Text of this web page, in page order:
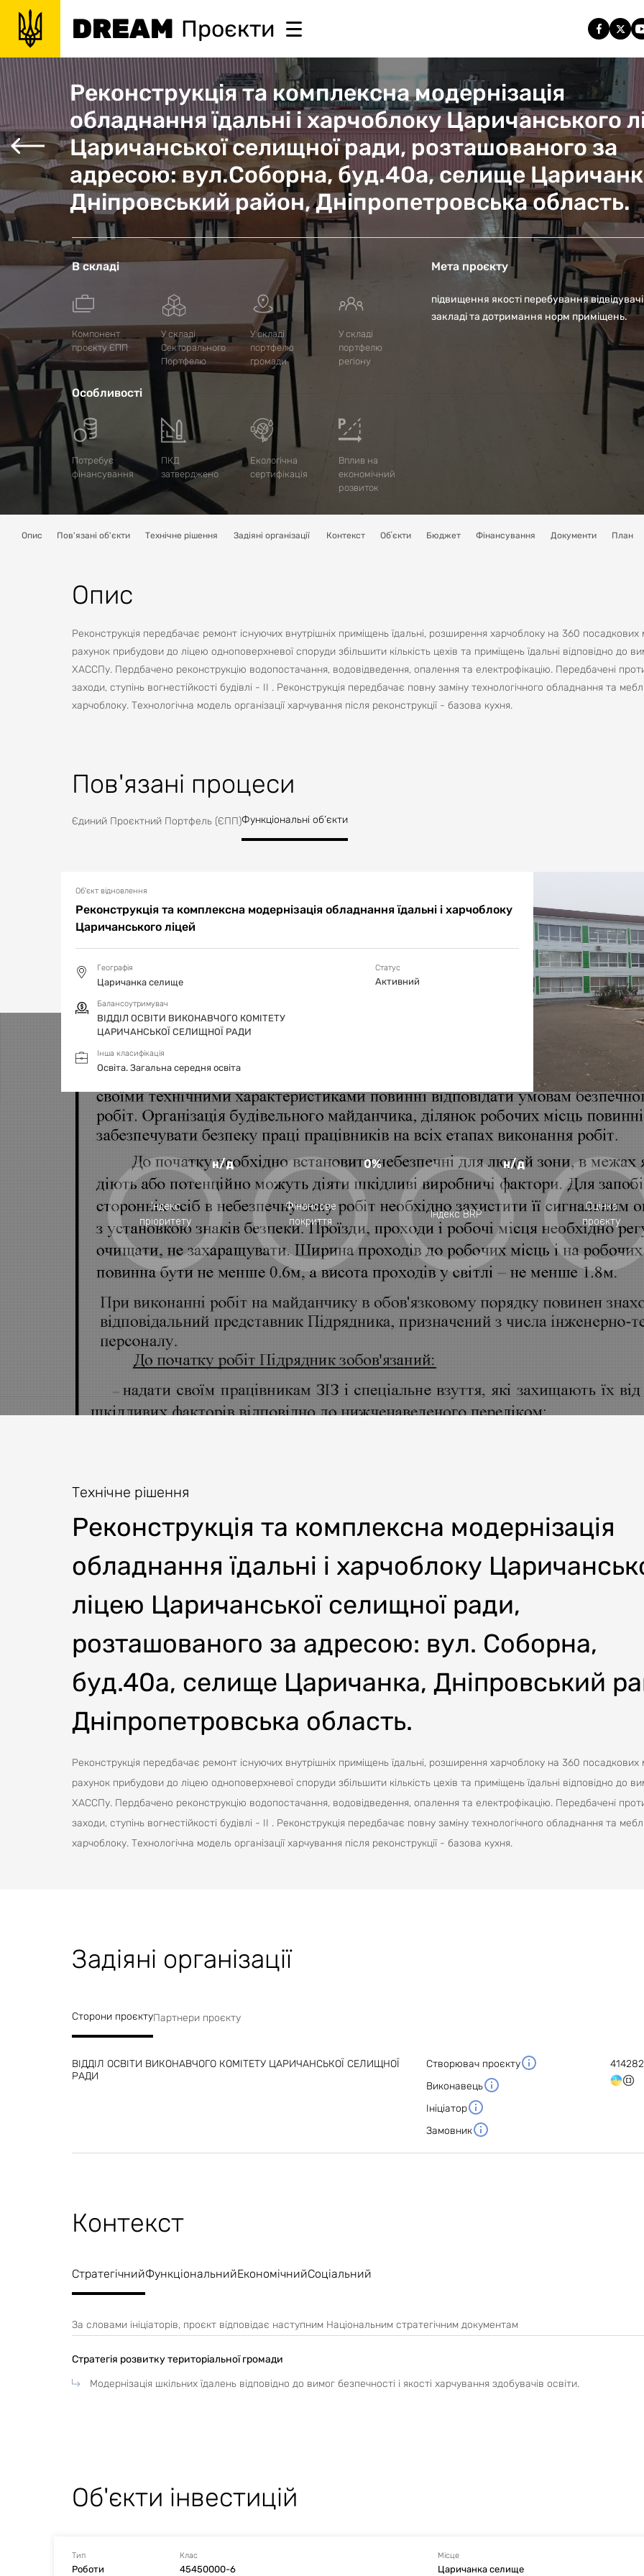
DREAM Проєкти
Реконструкція та комплексна модернізація
обладнання їдальні і харчоблоку Царичанського
Царичанської селищної ради, розташованого за
адресою: вул.Соборна, буд.40а, селище
Дніпровський район, Дніпропетровська область.
В складі
Компонент
проєкту ЄПП
У складі
Секторального
Портфелю
У складі
портфелю
громади
У складі
портфелю
регіону
Особливості
Потребує
фінансування
ПКД
затверджено
Екологічна
сертифікація
Вплив на
економічний
розвиток
Мета проєкту
підвищення якості перебування
закладі та дотримання норм приміщень.
Опис Пов'язані об'єкти Технічне рішення Задіяні організації Контекст Обʼєкти Бюджет Фінансування Документи План
Опис
Реконструкція передбачає ремонт існуючих внутрішніх приміщень їдальні, розширення харчоблоку на 360 посадкових
рахунок прибудови до ліцею одноповерхневої споруди збільшити кількість цехів та приміщень їдальні відповідно до
ХАССПу. Пердбачено реконструкцію водопостачання, водовідведення, опалення та електрофікацію. Передбачені
заходи, ступінь вогнестійкості будівлі - ІІ . Реконструкція передбачає повну заміну технологічного обладнання та
харчоблоку. Технологічна модель організації харчування після реконструкції - базова кухня.
Пов'язані процеси
Єдиний Проєктний Портфель (ЄПП)Функціональні об’єкти
Об'єкт відновлення
Реконструкція та комплексна модернізація обладнання їдальні і харчоблоку
Царичанського ліцей
Географія
Царичанка селище
Балансоутримувач
ВІДДІЛ ОСВІТИ ВИКОНАВЧОГО КОМІТЕТУ
ЦАРИЧАНСЬКОЇ СЕЛИЩНОЇ РАДИ
Інша класифікація
Освіта. Загальна середня освіта
Статус
Активний
Індекс
пріоритету
н/д
Фінансове
покриття
0%
Індекс BRP
н/д
Оцінка
проєкту
Технічне рішення
Реконструкція та комплексна модернізація
обладнання їдальні і харчоблоку
ліцею Царичанської селищної ради,
розташованого за адресою: вул. Соборна,
буд.40а, селище Царичанка, Дніпровський
Дніпропетровська область.
Реконструкція передбачає ремонт існуючих внутрішніх приміщень їдальні, розширення харчоблоку на 360 посадкових
рахунок прибудови до ліцею одноповерхневої споруди збільшити кількість цехів та приміщень їдальні відповідно до
ХАССПу. Пердбачено реконструкцію водопостачання, водовідведення, опалення та електрофікацію. Передбачені
заходи, ступінь вогнестійкості будівлі - ІІ . Реконструкція передбачає повну заміну технологічного обладнання та
харчоблоку. Технологічна модель організації харчування після реконструкції - базова кухня.
Задіяні організації
Сторони проєктуПартнери проєкту
ВІДДІЛ ОСВІТИ ВИКОНАВЧОГО КОМІТЕТУ ЦАРИЧАНСЬКОЇ СЕЛИЩНОЇ
РАДИ
Створювач проєкту
Виконавець
Ініціатор
Замовник
Контекст
СтратегічнийФункціональнийЕкономічнийСоціальний
За словами ініціаторів, проєкт відповідає наступним Національним стратегічним документам
Стратегія розвитку територіальної громади
Модернізація шкільних їдалень відповідно до вимог безпечності і якості харчування здобувачів освіти.
Об'єкти інвестицій
Тип
Роботи
Клас
45450000-6
Місце
Царичанка селище